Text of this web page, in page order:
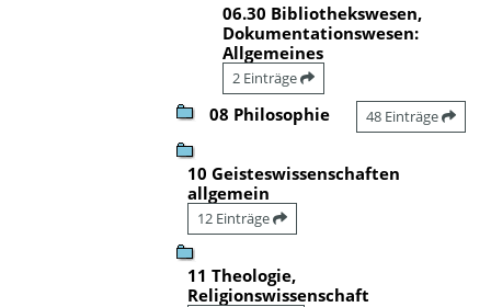
06.30 Bibliothekswesen,
Dokumentationswesen:
Allgemeines
2 Einträge
08 Philosophie 48 Einträge
10 Geisteswissenschaften
allgemein
12 Einträge
11 Theologie,
Religionswissenschaft